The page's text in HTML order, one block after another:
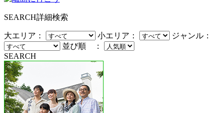
SEARCH詳細検索
大エリア： 小エリア：
ジャンル：
並び順 ：
SEARCH